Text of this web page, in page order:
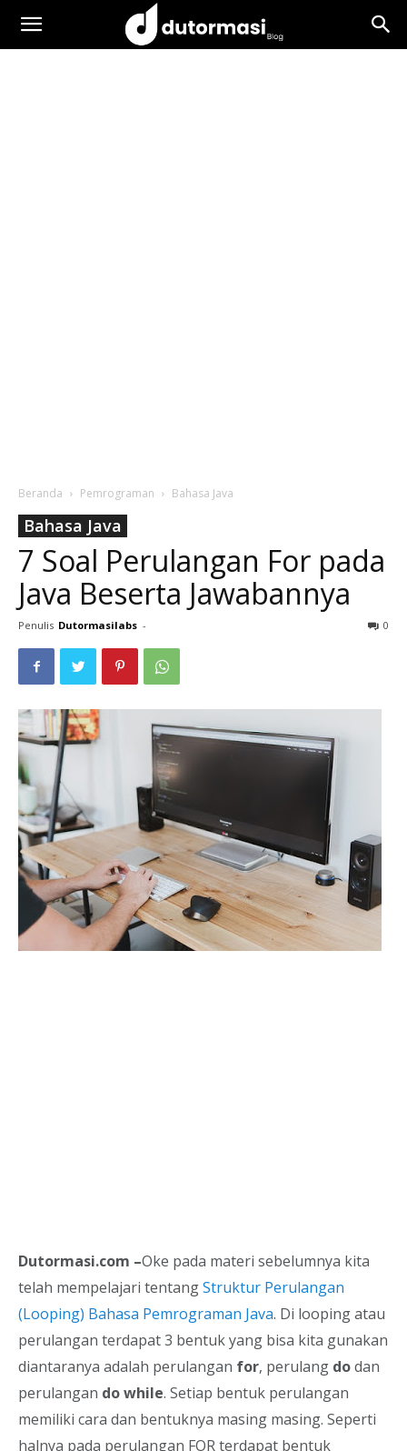
Beranda Pemrograman Bahasa Java
Bahasa Java
7 Soal Perulangan For pada
Java Beserta Jawabannya
Penulis Dutormasilabs - 0
Dutormasi.com –Oke pada materi sebelumnya kita
telah mempelajari tentangStruktur Perulangan
(Looping) Bahasa Pemrograman Java. Di looping atau
perulangan terdapat 3 bentuk yang bisa kita gunakan
diantaranya adalah perulangan for, perulang dodan
perulangan do while. Setiap bentuk perulangan
memiliki cara dan bentuknya masing masing. Seperti
halnya pada perulangan FOR terdapat bentuk